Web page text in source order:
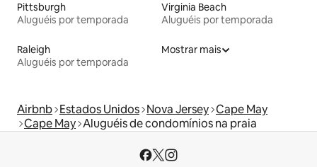
Pittsburgh
Aluguéis por temporada
Virginia Beach
Aluguéis por temporada
Raleigh
Aluguéis por temporada
Mostrar mais
Airbnb Estados Unidos Nova Jersey Cape May
Cape May Aluguéis de condomínios na praia